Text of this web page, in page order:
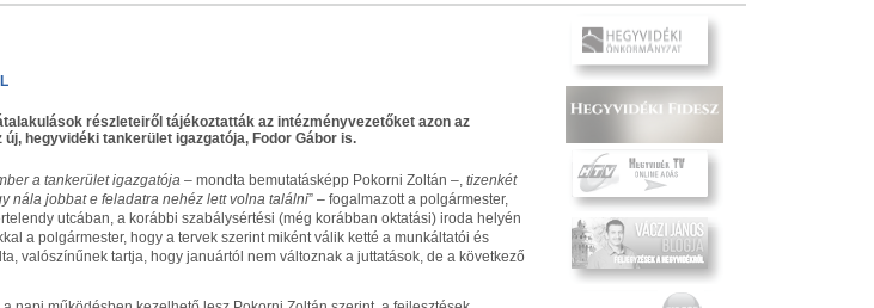
részleteiről tájékoztatták az intézményvezetőket azon az
hegyvidéki tankerület igazgatója, Fodor Gábor is.
a tankerület igazgatója – mondta bemutatásképp Pokorni Zoltán –,tizenkét
nála jobbat e feladatra nehéz lett volna találni” – fogalmazott a polgármester,
utcában, a korábbi szabálysértési (még korábban oktatási) iroda helyén
a polgármester, hogy a tervek szerint miként válik ketté a munkáltatói és
valószínűnek tartja, hogy januártól nem változnak a juttatások, de a következő